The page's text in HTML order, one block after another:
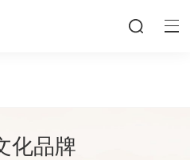
化品牌